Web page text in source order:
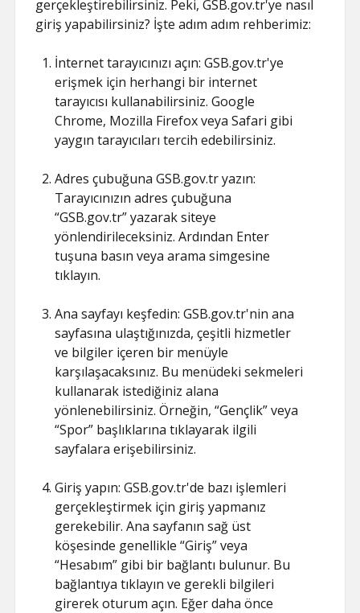
gerçekleştirebilirsiniz. Peki, GSB.gov.tr'ye nasıl
giriş yapabilirsiniz? İşte adım adım rehberimiz:
İnternet tarayıcınızı açın: GSB.gov.tr'ye
erişmek için herhangi bir internet
tarayıcısı kullanabilirsiniz. Google
Chrome, Mozilla Firefox veya Safari gibi
yaygın tarayıcıları tercih edebilirsiniz.
Adres çubuğuna GSB.gov.tr yazın:
Tarayıcınızın adres çubuğuna
“GSB.gov.tr” yazarak siteye
yönlendirileceksiniz. Ardından Enter
tuşuna basın veya arama simgesine
tıklayın.
Ana sayfayı keşfedin: GSB.gov.tr'nin ana
sayfasına ulaştığınızda, çeşitli hizmetler
ve bilgiler içeren bir menüyle
karşılaşacaksınız. Bu menüdeki sekmeleri
kullanarak istediğiniz alana
yönlenebilirsiniz. Örneğin, “Gençlik” veya
“Spor” başlıklarına tıklayarak ilgili
sayfalara erişebilirsiniz.
Giriş yapın: GSB.gov.tr'de bazı işlemleri
gerçekleştirmek için giriş yapmanız
gerekebilir. Ana sayfanın sağ üst
köşesinde genellikle “Giriş” veya
“Hesabım” gibi bir bağlantı bulunur. Bu
bağlantıya tıklayın ve gerekli bilgileri
girerek oturum açın. Eğer daha önce